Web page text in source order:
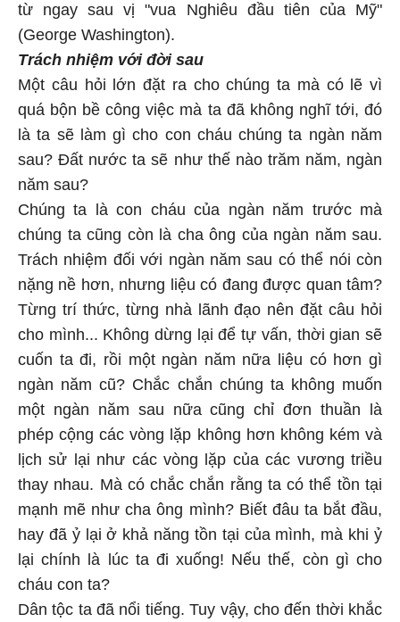
từ ngay sau vị "vua Nghiêu đầu tiên của Mỹ"
(George Washington).
Trách nhiệm với đời sau
Một câu hỏi lớn đặt ra cho chúng ta mà có lẽ vì
quá bộn bề công việc mà ta đã không nghĩ tới, đó
là ta sẽ làm gì cho con cháu chúng ta ngàn năm
sau? Đất nước ta sẽ như thế nào trăm năm, ngàn
năm sau?
Chúng ta là con cháu của ngàn năm trước mà
chúng ta cũng còn là cha ông của ngàn năm sau.
Trách nhiệm đối với ngàn năm sau có thể nói còn
nặng nề hơn, nhưng liệu có đang được quan tâm?
Từng trí thức, từng nhà lãnh đạo nên đặt câu hỏi
cho mình... Không dừng lại để tự vấn, thời gian sẽ
cuốn ta đi, rồi một ngàn năm nữa liệu có hơn gì
ngàn năm cũ? Chắc chắn chúng ta không muốn
một ngàn năm sau nữa cũng chỉ đơn thuần là
phép cộng các vòng lặp không hơn không kém và
lịch sử lại như các vòng lặp của các vương triều
thay nhau. Mà có chắc chắn rằng ta có thể tồn tại
mạnh mẽ như cha ông mình? Biết đâu ta bắt đầu,
hay đã ỷ lại ở khả năng tồn tại của mình, mà khi ỷ
lại chính là lúc ta đi xuống! Nếu thế, còn gì cho
cháu con ta?
Dân tộc ta đã nổi tiếng. Tuy vậy, cho đến thời khắc